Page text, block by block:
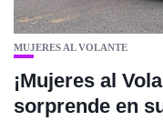
MUJERES AL VOLANTE
¡Mujeres al
sorprende en